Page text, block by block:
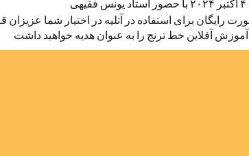
رایگان برای استفاده در آتلیه در اختیار شما